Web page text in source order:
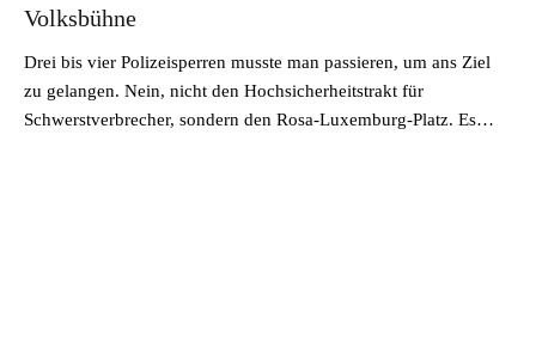
Volksbühne
Drei bis vier Polizeisperren musste man passieren, um ans Ziel
zu gelangen. Nein, nicht den Hochsicherheitstrakt für
Schwerstverbrecher, sondern den Rosa-Luxemburg-Platz. Es…